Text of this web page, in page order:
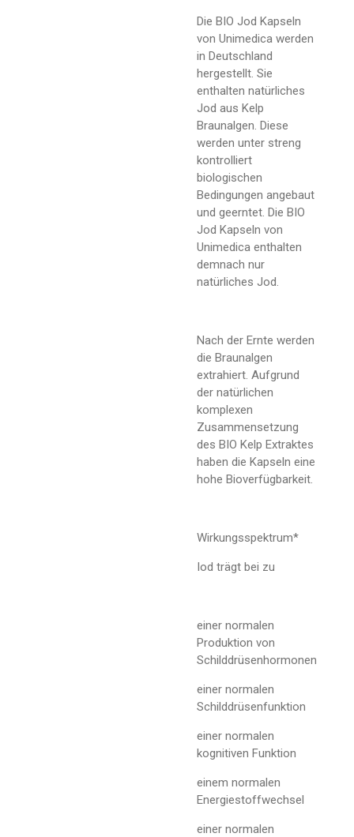
Die BIO Jod Kapseln
von Unimedica werden
in Deutschland
hergestellt. Sie
enthalten natürliches
Jod aus Kelp
Braunalgen. Diese
werden unter streng
kontrolliert
biologischen
Bedingungen angebaut
und geerntet. Die BIO
Jod Kapseln von
Unimedica enthalten
demnach nur
natürliches Jod.
Nach der Ernte werden
die Braunalgen
extrahiert. Aufgrund
der natürlichen
komplexen
Zusammensetzung
des BIO Kelp Extraktes
haben die Kapseln eine
hohe Bioverfügbarkeit.
Wirkungsspektrum*
Iod trägt bei zu
einer normalen
Produktion von
Schilddrüsenhormonen
einer normalen
Schilddrüsenfunktion
einer normalen
kognitiven Funktion
einem normalen
Energiestoffwechsel
einer normalen